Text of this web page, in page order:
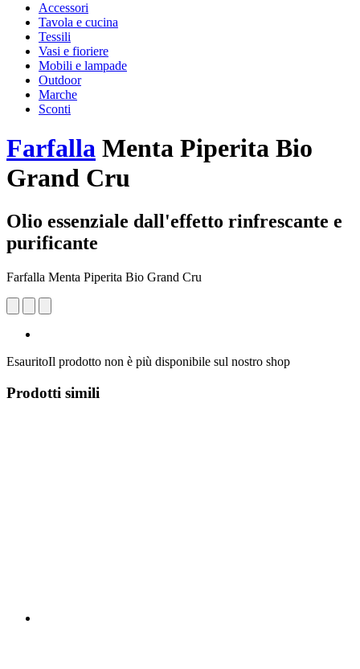
Accessori
Tavola e cucina
Tessili
Vasi e fioriere
Mobili e lampade
Outdoor
Marche
Sconti
Farfalla Menta Piperita Bio
Grand Cru
Olio essenziale dall'effetto rinfrescante e
purificante
Farfalla Menta Piperita Bio Grand Cru
EsauritoIl prodotto non è più disponibile sul nostro shop
Prodotti simili